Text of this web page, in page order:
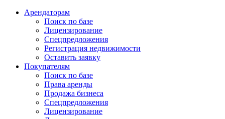
Арендаторам
Поиск по базе
Лицензирование
Спецпредложения
Регистрация недвижимости
Оставить заявку
Покупателям
Поиск по базе
Права аренды
Продажа бизнеса
Спецпредложения
Лицензирование